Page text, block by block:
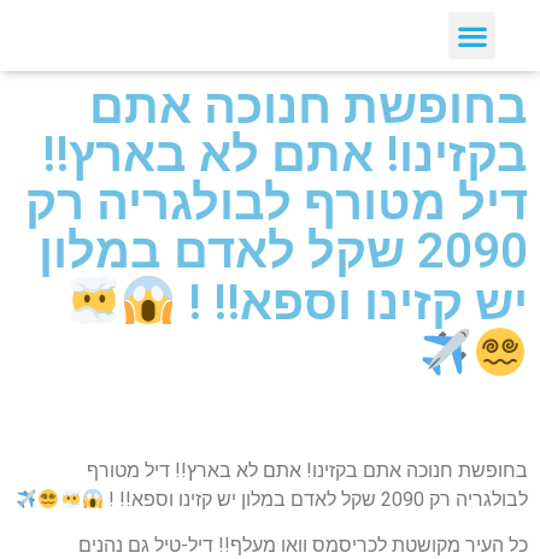
בחופשת חנוכה אתם
בקזינו! אתם לא בארץ!!
דיל מטורף לבולגריה רק
2090 שקל לאדם במלון
יש קזינו וספא!! !
בחופשת חנוכה אתם בקזינו! אתם לא בארץ!! דיל מטורף
לבולגריה רק 2090 שקל לאדם במלון יש קזינו וספא!! !
כל העיר מקושטת לכריסמס וואו מעלף!! דיל-טיל גם נהנים